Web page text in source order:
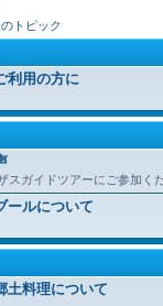
トピック
利用の方に
スガイドツアーにご参加く
ールについて
土料理について